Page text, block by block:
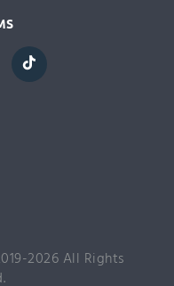
2026 All Rights